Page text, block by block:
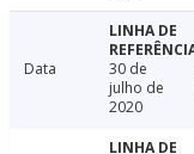
Data
30 de
julho de
2020